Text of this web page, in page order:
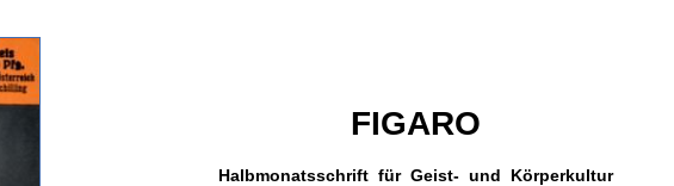
FIGARO
Halbmonatsschrift für Geist- und Körperkultur